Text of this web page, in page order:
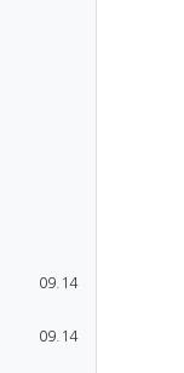
09.14
09.14